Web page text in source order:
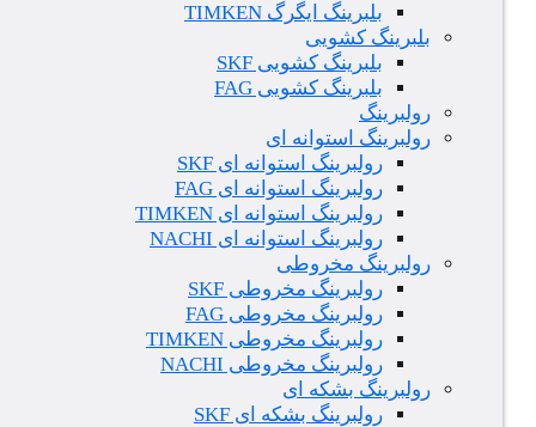
بلبرینگ ایگرگ TIMKEN
بلبرینگ کشویی
بلبرینگ کشویی SKF
بلبرینگ کشویی FAG
رولبرینگ
رولبرینگ استوانه ای
رولبرینگ استوانه ای SKF
رولبرینگ استوانه ای FAG
رولبرینگ استوانه ای TIMKEN
رولبرینگ استوانه ای NACHI
رولبرینگ مخروطی
رولبرینگ مخروطی SKF
رولبرینگ مخروطی FAG
رولبرینگ مخروطی TIMKEN
رولبرینگ مخروطی NACHI
رولبرینگ بشکه ای
رولبرینگ بشکه ای SKF